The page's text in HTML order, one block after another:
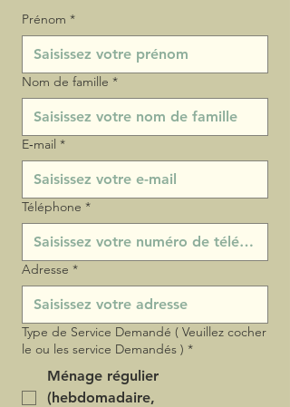
Prénom *
Nom de famille *
E‑mail *
Téléphone *
Adresse *
Type de Service Demandé ( Veuillez cocher
le ou les service Demandés ) *
Ménage régulier
(hebdomadaire,